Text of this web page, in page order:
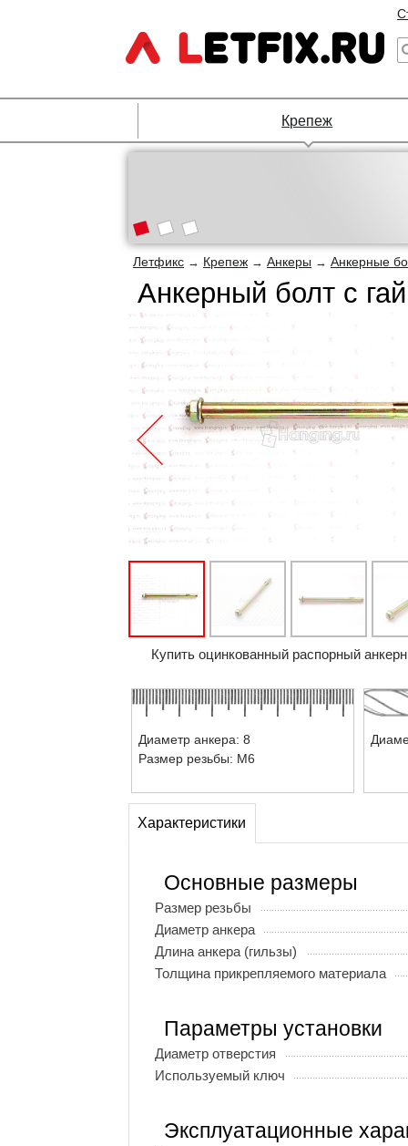
Крепеж
Летфикс → Крепеж → Анкеры → Анкерные
Анкерный болт с
Купить оцинкованный распорный
Диаметр анкера: 8
Размер резьбы: М6
Характеристики
Основные размеры
Размер резьбы
Диаметр анкера
Длина анкера (гильзы)
Толщина прикрепляемого материала
Параметры установки
Диаметр отверстия
Используемый ключ
Эксплуатационные